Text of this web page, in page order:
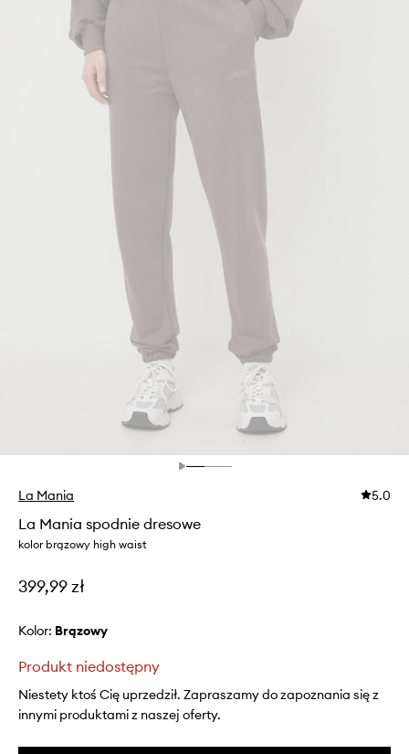
La Mania 5.0
La Mania spodnie dresowe
kolor brązowy high waist
399,99 zł
Kolor: brązowy
Produkt niedostępny
Niestety ktoś Cię uprzedził. Zapraszamy do zapoznania się z
innymi produktami z naszej oferty.